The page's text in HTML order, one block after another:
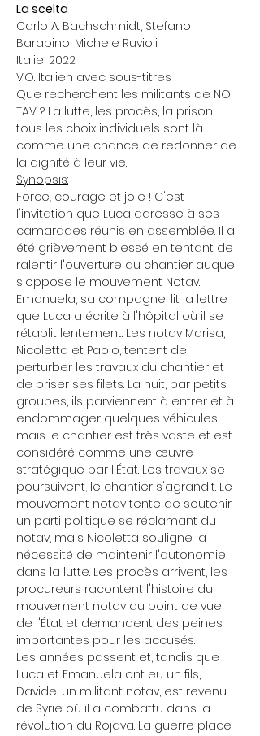
La scelta
Carlo A. Bachschmidt, Stefano
Barabino, Michele Ruvioli
Italie, 2022
V.O. Italien avec sous-titres
Que recherchent les militants de NO
TAV ? La lutte, les procès, la prison,
tous les choix individuels sont là
comme une chance de redonner de
la dignité à leur vie.
Synopsis:
Force, courage et joie ! C'est
l'invitation que Luca adresse à ses
camarades réunis en assemblée. Il a
été grièvement blessé en tentant de
ralentir l'ouverture du chantier auquel
s'oppose le mouvement Notav.
Emanuela, sa compagne, lit la lettre
que Luca a écrite à l'hôpital où il se
rétablit lentement. Les notav Marisa,
Nicoletta et Paolo, tentent de
perturber les travaux du chantier et
de briser ses filets. La nuit, par petits
groupes, ils parviennent à entrer et à
endommager quelques véhicules,
mais le chantier est très vaste et est
considéré comme une œuvre
stratégique par l'État. Les travaux se
poursuivent, le chantier s'agrandit. Le
mouvement notav tente de soutenir
un parti politique se réclamant du
notav, mais Nicoletta souligne la
nécessité de maintenir l'autonomie
dans la lutte. Les procès arrivent, les
procureurs racontent l'histoire du
mouvement notav du point de vue
de l'État et demandent des peines
importantes pour les accusés.
Les années passent et, tandis que
Luca et Emanuela ont eu un fils,
Davide, un militant notav, est revenu
de Syrie où il a combattu dans la
révolution du Rojava. La guerre place